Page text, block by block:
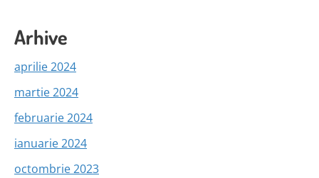
Arhive
aprilie 2024
martie 2024
februarie 2024
ianuarie 2024
octombrie 2023